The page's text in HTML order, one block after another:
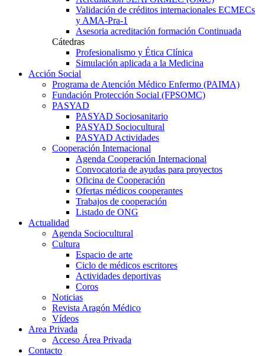
Validación de créditos internacionales ECMECs
y AMA-Pra-1
Asesoria acreditación formación Continuada
Cátedras
Profesionalismo y Ética Clínica
Simulación aplicada a la Medicina
Acción Social
Programa de Atención Médico Enfermo (PAIMA)
Fundación Protección Social (FPSOMC)
PASYAD
PASYAD Sociosanitario
PASYAD Sociocultural
PASYAD Actividades
Cooperación Internacional
Agenda Cooperación Internacional
Convocatoria de ayudas para proyectos
Oficina de Cooperación
Ofertas médicos cooperantes
Trabajos de cooperación
Listado de ONG
Actualidad
Agenda Sociocultural
Cultura
Espacio de arte
Ciclo de médicos escritores
Actividades deportivas
Coros
Noticias
Revista Aragón Médico
Vídeos
Area Privada
Acceso Área Privada
Contacto